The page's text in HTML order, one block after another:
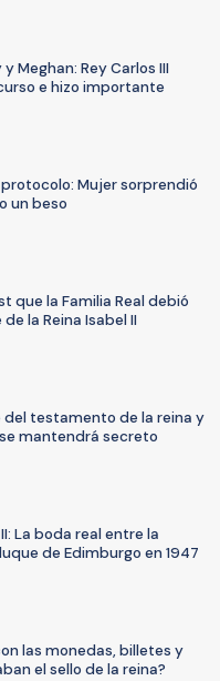
Meghan: Rey Carlos III
e hizo importante
protocolo: Mujer sorprendió
un beso
que la Familia Real debió
la Reina Isabel II
del testamento de la reina y
mantendrá secreto
La boda real entre la
de Edimburgo en 1947
las monedas, billetes y
el sello de la reina?